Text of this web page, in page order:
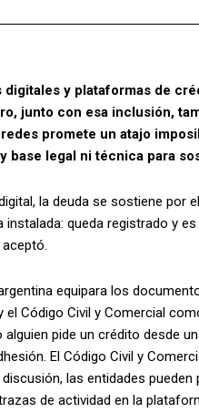
digitales y plataformas de
junto con esa inclusión,
promete un atajo
base legal ni técnica para
la deuda se sostiene por
instalada: queda registrado y
equipara los
el Código Civil y Comercial
alguien pide un crédito desde
El Código Civil y
las entidades
de actividad en la